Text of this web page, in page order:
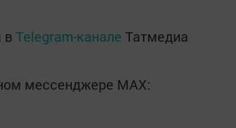
в Telegram-канале Татмедиа
мессенджере MАХ: